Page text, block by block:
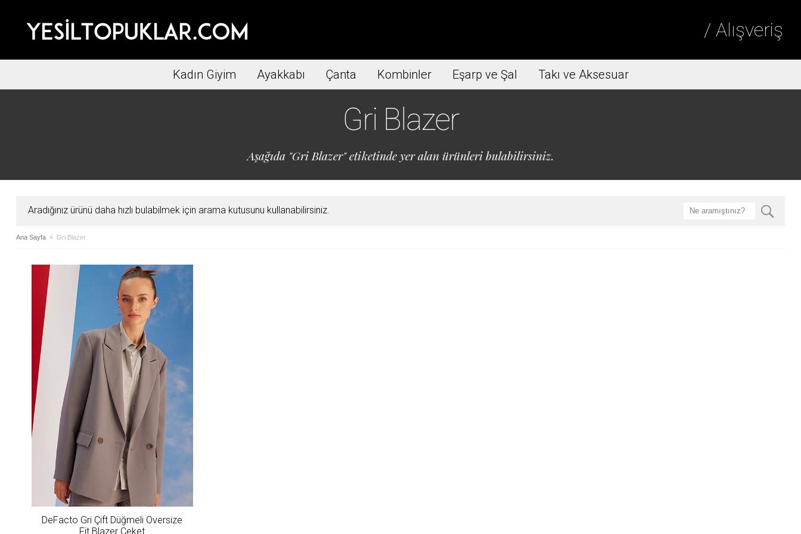
/ Alışveriş
Kadın Giyim Ayakkabı Çanta Kombinler Eşarp ve Şal Takı ve Aksesuar
Gri Blazer
Aşağıda "Gri Blazer" etiketinde yer alan ürünleri bulabilirsiniz.
Aradığınız ürünü daha hızlı bulabilmek için arama kutusunu kullanabilirsiniz.
Ana Sayfa» Gri Blazer
DeFacto Gri Çift Düğmeli Oversize
Fit Blazer Ceket